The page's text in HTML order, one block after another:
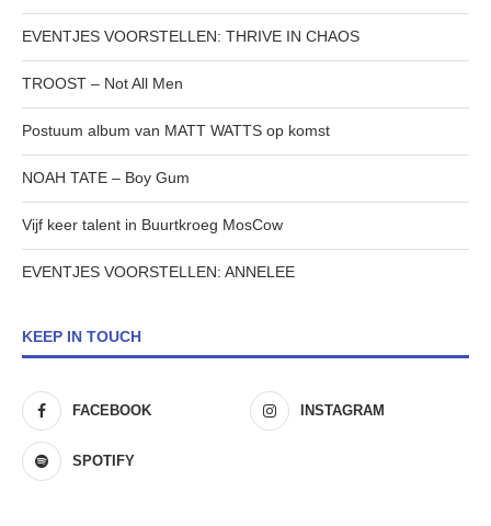
EVENTJES VOORSTELLEN: THRIVE IN CHAOS
TROOST – Not All Men
Postuum album van MATT WATTS op komst
NOAH TATE – Boy Gum
Vijf keer talent in Buurtkroeg MosCow
EVENTJES VOORSTELLEN: ANNELEE
KEEP IN TOUCH
FACEBOOK INSTAGRAM
SPOTIFY